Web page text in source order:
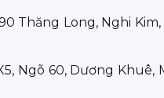
Thăng Long, Nghi
Ngõ 60, Dương Khuê,